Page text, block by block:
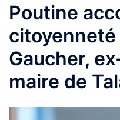
Poutine
Gaucher,
maire de